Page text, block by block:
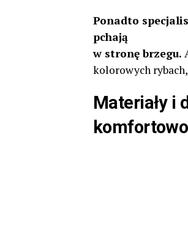
Ponadto
pchają
w stronę brzegu.
kolorowych
Materiały i